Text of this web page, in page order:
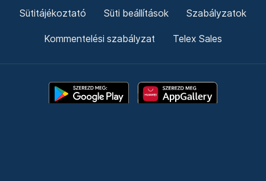
Sütitájékoztató Süti beállítások Szabályzatok
Kommentelési szabályzat Telex Sales